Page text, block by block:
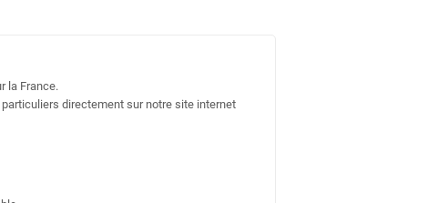
la France.
directement sur notre site internet